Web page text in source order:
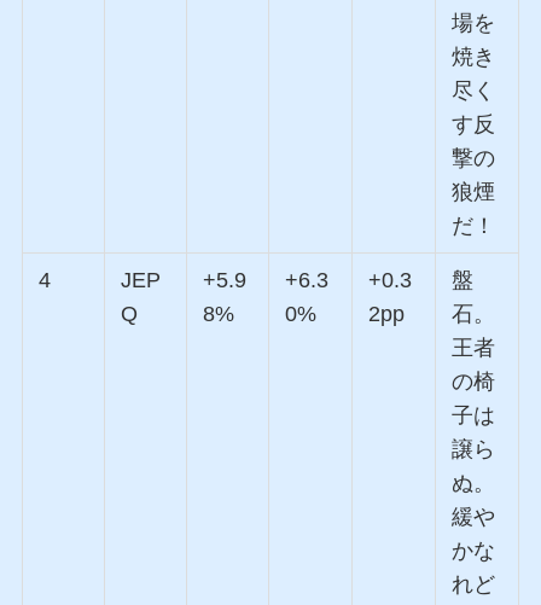
場を
焼き
尽く
す反
撃の
狼煙
だ！
4
JEP
Q
+5.9
8%
+6.3
0%
+0.3
2pp
盤
石。
王者
の椅
子は
譲ら
ぬ。
緩や
かな
れど